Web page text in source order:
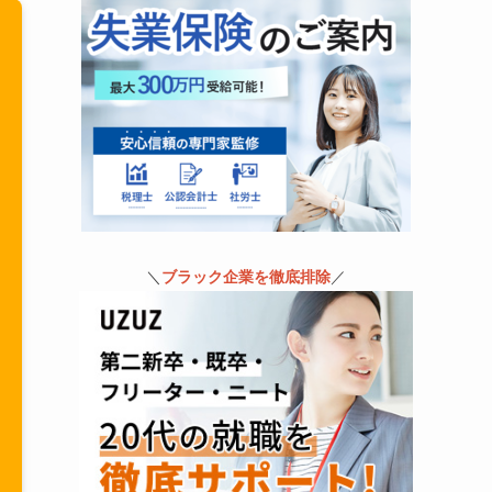
＼ ブラック企業を徹底排除／